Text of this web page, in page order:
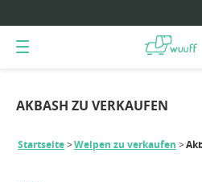
AKBASH ZU VERKAUFEN
Startseite Welpen zu verkaufen